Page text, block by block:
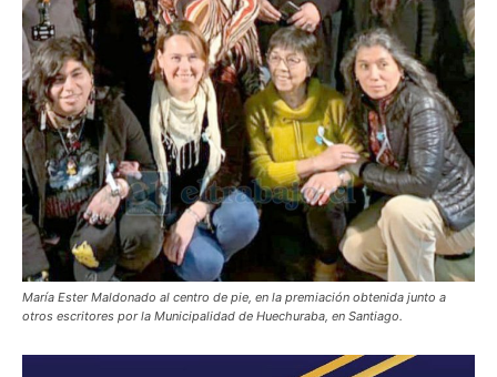
María Ester Maldonado al centro de pie, en la premiación obtenida junto a
otros escritores por la Municipalidad de Huechuraba, en Santiago.